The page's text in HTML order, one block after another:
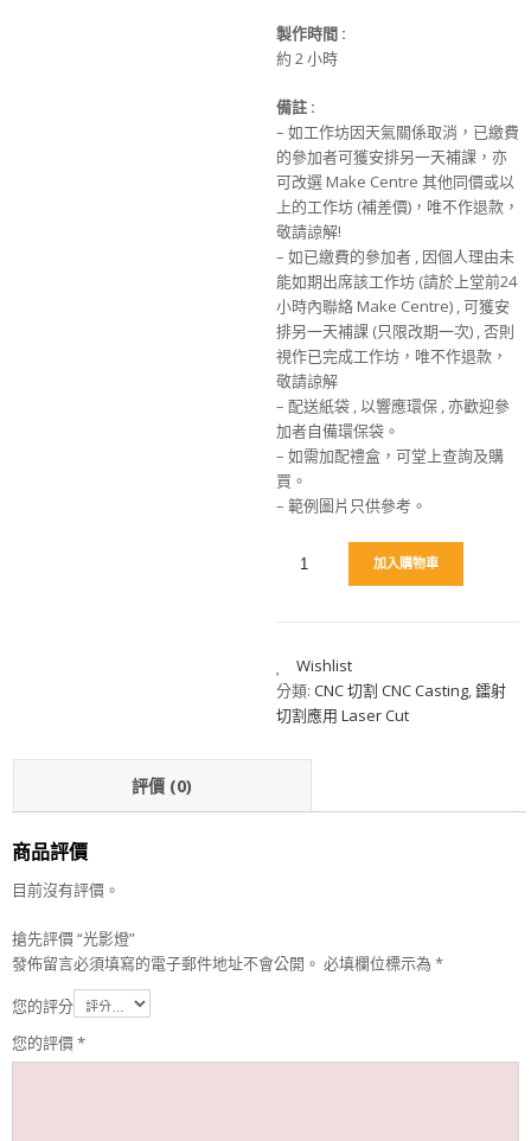
製作時間 :
約 2 小時
備註 :
– 如工作坊因天氣關係取消，已繳費
的參加者可獲安排另一天補課，亦
可改選 Make Centre 其他同價或以
上的工作坊 (補差價)，唯不作退款，
敬請諒解!
– 如已繳費的參加者 , 因個人理由未
能如期出席該工作坊 (請於上堂前24
小時內聯絡 Make Centre) , 可獲安
排另一天補課 (只限改期一次) , 否則
視作已完成工作坊，唯不作退款，
敬請諒解
– 配送紙袋 , 以響應環保 , 亦歡迎參
加者自備環保袋。
– 如需加配禮盒，可堂上查詢及購
買。
– 範例圖片只供參考。
加入購物車
Wishlist
分類: CNC 切割 CNC Casting,鐳射
切割應用 Laser Cut
評價 (0)
商品評價
目前沒有評價。
搶先評價 “光影燈”
發佈留言必須填寫的電子郵件地址不會公開。 必填欄位標示為 *
您的評分
您的評價*